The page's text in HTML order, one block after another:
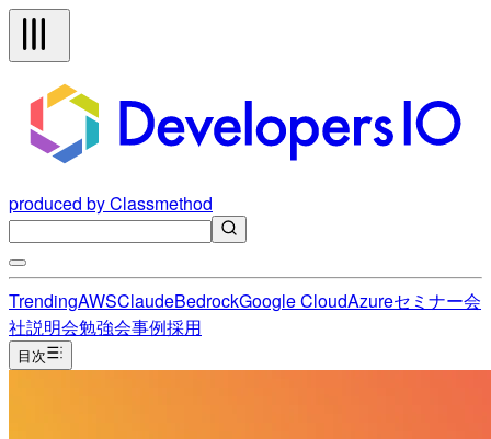
produced by Classmethod
TrendingAWSClaudeBedrockGoogle CloudAzureセミナー会
社説明会勉強会事例採用
目次